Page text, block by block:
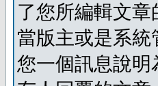
了您所編輯文
當版主或是系
您一個訊息說